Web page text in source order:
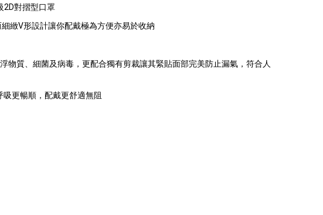
2D對摺型口罩
緻V形設計讓你配戴極為方便亦易於收納
物質、細菌及病毒，更配合獨有剪裁讓其緊貼面部完美防止漏氣，符合人
更暢順，配戴更舒適無阻